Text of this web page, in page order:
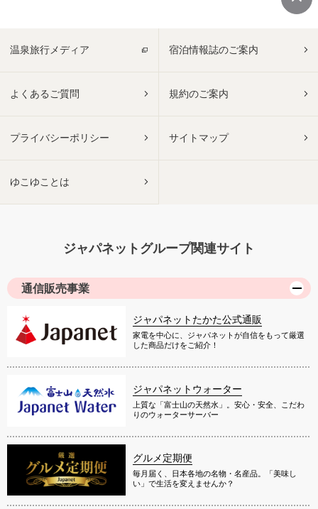
温泉旅行メディア 宿泊情報誌のご案内
よくあるご質問 規約のご案内
プライバシーポリシー サイトマップ
ゆこゆことは
ジャパネットグループ関連サイト
通信販売事業
ジャパネットたかた公式通販
家電を中心に、ジャパネットが自信をもって厳選
した商品だけをご紹介！
ジャパネットウォーター
上質な「富士山の天然水」。安心・安全、こだわ
りのウォーターサーバー
グルメ定期便
毎月届く、日本各地の名物・名産品。「美味し
い」で生活を変えませんか？